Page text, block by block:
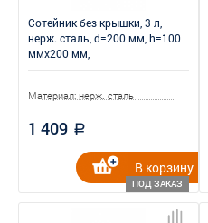
Сотейник без крышки, 3 л,
нерж. сталь, d=200 мм, h=100
ммx200 мм,
Материал: нерж. сталь
1 409 a
ПОД ЗАКАЗ
В корзину